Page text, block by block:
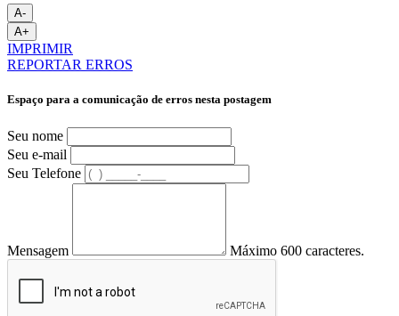
A-
A+
IMPRIMIR
REPORTAR ERROS
Espaço para a comunicação de erros nesta postagem
Seu nome
Seu e-mail
Seu Telefone
Mensagem Máximo 600 caracteres.